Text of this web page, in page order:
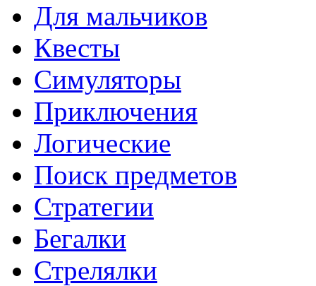
Для мальчиков
Квесты
Симуляторы
Приключения
Логические
Поиск предметов
Стратегии
Бегалки
Стрелялки